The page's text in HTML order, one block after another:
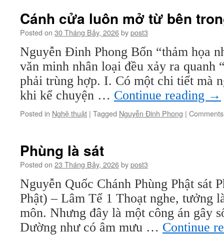
ức
của
phố
ký
của
con
người
Cánh cửa luôn mở từ bên
Posted on 30 Tháng Bảy, 2026bypost3
Nguyễn Đinh Phong Bốn “thảm họa
văn minh nhân loại đều xảy ra quanh
phải trùng hợp. I. Có một chi tiết mà
khi kể chuyện … Continue reading →
Posted in Nghệ thuật | Tagged Nguyễn Đinh Phong |
Phùng là sát
Posted on 23 Tháng Bảy, 2026bypost3
Nguyễn Quốc Chánh Phùng Phật sát
Phật) – Lâm Tế 1 Thoạt nghe, tưởng
môn. Nhưng đây là một công án gây
Dường như có âm mưu … Continue